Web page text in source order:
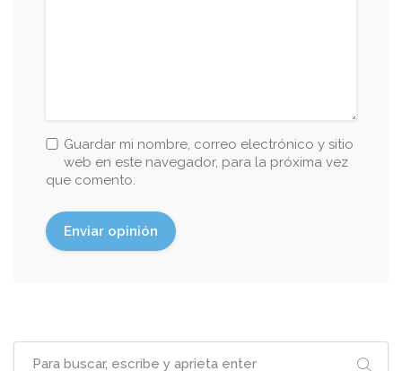
Guardar mi nombre, correo electrónico y sitio
web en este navegador, para la próxima vez
que comento.